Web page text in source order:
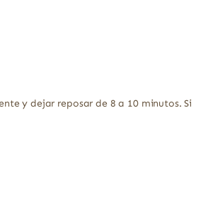
y dejar reposar de 8 a 10 minutos. Si